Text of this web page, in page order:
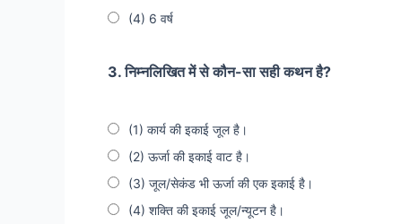
(4) 6 वर्ष
3. निम्नलिखित में से कौन-सा सही कथन है?
(1) कार्य की इकाई जूल है।
(2) ऊर्जा की इकाई वाट है।
(3) जूल/सेकंड भी ऊर्जा की एक इकाई है।
(4) शक्ति की इकाई जूल/न्यूटन है।